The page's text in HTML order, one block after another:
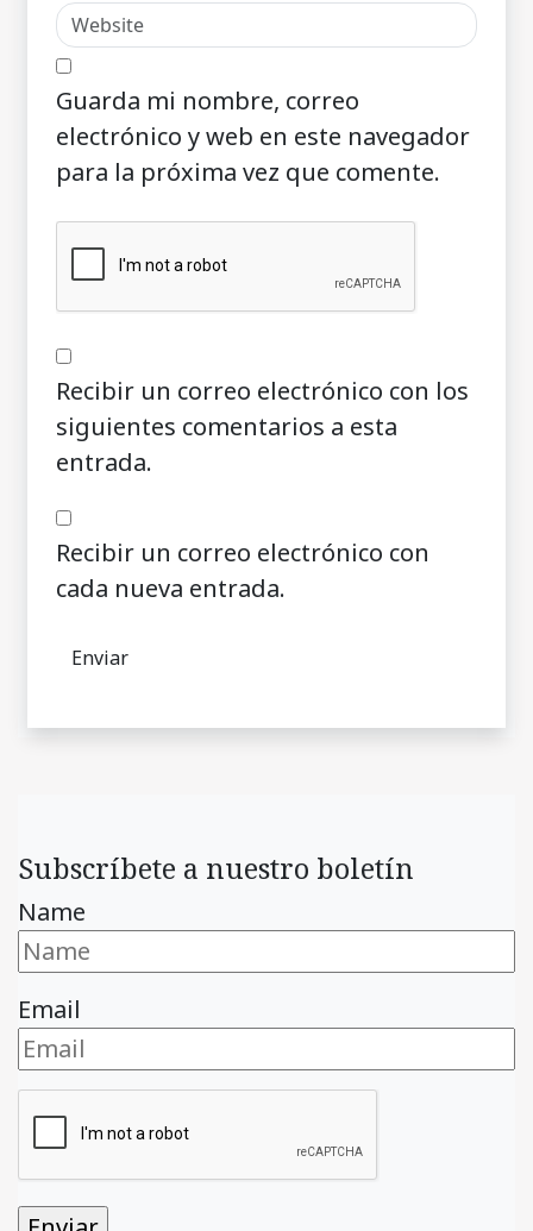
Guarda mi nombre, correo
electrónico y web en este navegador
para la próxima vez que comente.
Recibir un correo electrónico con los
siguientes comentarios a esta
entrada.
Recibir un correo electrónico con
cada nueva entrada.
Subscríbete a nuestro boletín
Name
Email